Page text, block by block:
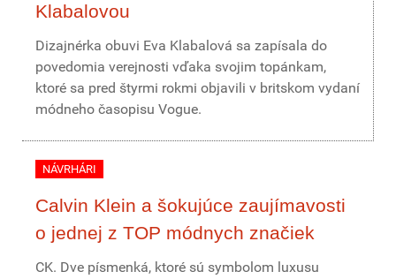
Klabalovou
Dizajnérka obuvi Eva Klabalová sa zapísala do
povedomia verejnosti vďaka svojim topánkam,
ktoré sa pred štyrmi rokmi objavili v britskom vydaní
módneho časopisu Vogue.
NÁVRHÁRI
Calvin Klein a šokujúce zaujímavosti
o jednej z TOP módnych značiek
CK. Dve písmenká, ktoré sú symbolom luxusu